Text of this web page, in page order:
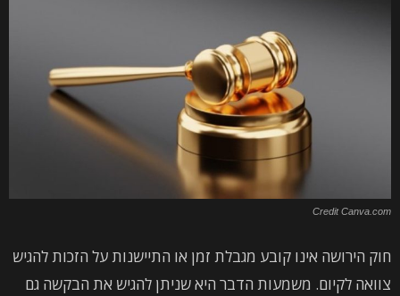
Credit Canva.com
חוק הירושה אינו קובע מגבלת זמן או התיישנות על הזכות להגיש
צוואה לקיום. משמעות הדבר היא שניתן להגיש את הבקשה גם